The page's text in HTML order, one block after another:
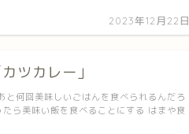
2023年12月22日
ツカレー」
何回美味しいごはんを食べられるんだろ
たら美味い飯を食べることにする はまや食